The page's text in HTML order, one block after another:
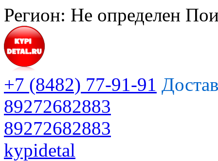
Регион: Не определен
+7 (8482) 77-91-91
89272682883
89272682883
kypidetal